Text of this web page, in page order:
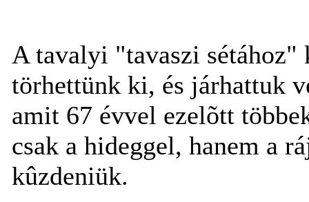
A tavalyi "tavaszi sétához"
törhettünk ki, és járhattuk
amit 67 évvel ezelõtt
csak a hideggel, hanem a
kûzdeniük.